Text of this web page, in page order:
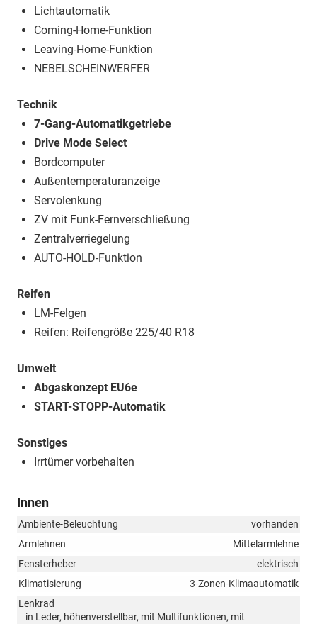
Lichtautomatik
Coming-Home-Funktion
Leaving-Home-Funktion
NEBELSCHEINWERFER
Technik
7-Gang-Automatikgetriebe
Drive Mode Select
Bordcomputer
Außentemperaturanzeige
Servolenkung
ZV mit Funk-Fernverschließung
Zentralverriegelung
AUTO-HOLD-Funktion
Reifen
LM-Felgen
Reifen: Reifengröße 225/40 R18
Umwelt
Abgaskonzept EU6e
START-STOPP-Automatik
Sonstiges
Irrtümer vorbehalten
Innen
Ambiente-Beleuchtung
vorhanden
Armlehnen
Mittelarmlehne
Fensterheber
elektrisch
Klimatisierung
3-Zonen-Klimaautomatik
Lenkrad
in Leder, höhenverstellbar, mit Multifunktionen, mit